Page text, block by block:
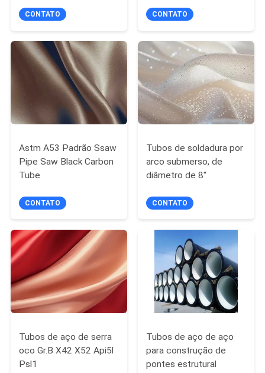
MAPA
DO
SITE
POLÍTICA
DE
PRIVACIDADE
CONTATO CONTATO
Astm A53 Padrão Ssaw
Pipe Saw Black Carbon
Tube
CONTATO
Tubos de soldadura por
arco submerso, de
diâmetro de 8"
CONTATO
Tubos de aço de serra
oco Gr.B X42 X52 Api5l
Psl1
Tubos de aço de aço
para construção de
pontes estrutural